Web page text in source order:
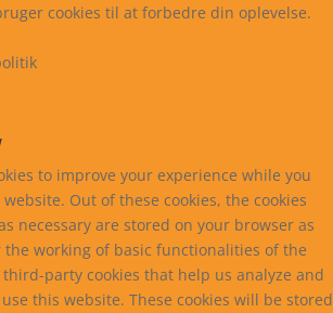
cookies til at forbedre din oplevelse.
to improve your experience while you
Out of these cookies, the cookies
necessary are stored on your browser as
working of basic functionalities of the
party cookies that help us analyze and
this website. These cookies will be stored